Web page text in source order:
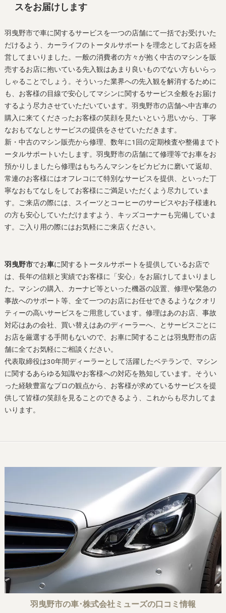
スをお届けします
羽曳野市で車に関するサービスを一つの店舗にて一括でお受けいた
だけるよう、カーライフのトータルサポートを理念としてお店を経
営してまいりました。一般の消費者の方々が抱く中古のマシンを販
売するお店に抱いている先入観はあまり良いものでない方もいらっ
しゃることでしょう。そういった業界への先入観を解消するために
も、お客様の目線で安心してマシンに関するサービス全般をお届け
するよう尽力させていただいています。羽曳野市の店舗へ中古車の
購入に来てくださったお客様の笑顔を見たいという思いから、丁寧
なおもてなしとサービスの提供をさせていただきます。
新・中古のマシン販売から修理、数年に1回の定期検査や整備までト
ータルサポートいたします。羽曳野市の店舗にて修理等でお車をお
預かりしましたら修理はもちろんマシンをピカピカに磨いて返却、
常連のお客様にはオフレコにて特別なサービスを提供、といった丁
寧なおもてなしをしてお客様にご満足いただくよう尽力していま
す。ご来店の際には、スイーツとコーヒーのサービスやお子様連れ
の方も安心していただけますよう、キッズコーナーも完備していま
す。ご入り用の際にはお気軽にご来店ください。
羽曳野市でお車に関するトータルサポートを提供しているお店で
は、長年の信頼と実績でお客様に「安心」をお届けしてまいりまし
た。マシンの購入、カーナビ等といった機器の設置、修理や緊急の
事故へのサポート等、全て一つのお店にお任せできるようなクオリ
ティーの高いサービスをご用意しています。修理はあのお店、事故
対応はあの会社、買い替えはあのディーラーへ、とサービスごとに
お店を厳選する手間もないので、お車に関することは羽曳野市の店
舗に全てお気軽にご相談ください。
代表取締役は30年間ディーラーとして活躍したベテランで、マシン
に関するあらゆる知識やお客様への対応を熟知しています。そうい
った経験豊富なプロの観点から、お客様が求めているサービスを提
供して皆様の笑顔を見ることのできるよう、これからも尽力してま
いります。
羽曳野市の車･株式会社ミューズの口コミ情報